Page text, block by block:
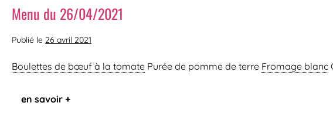
Menu du 26/04/2021
Publié le 26 avril 2021
Boulettes de bœuf à la tomate Purée de pomme de terre Fromage blanc
en savoir +